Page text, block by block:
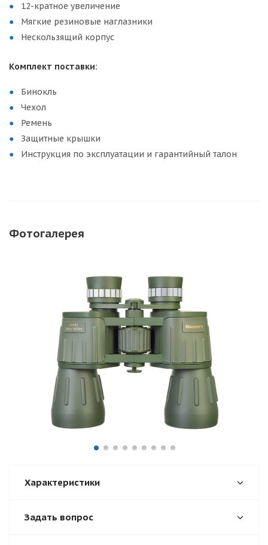
12-кратное увеличение
Мягкие резиновые наглазники
Нескользящий корпус
Комплект поставки:
Бинокль
Чехол
Ремень
Защитные крышки
Инструкция по эксплуатации и гарантийный талон
Фотогалерея
Характеристики
Задать вопрос